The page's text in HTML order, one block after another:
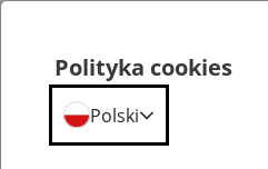
Polityka cookies
Polski